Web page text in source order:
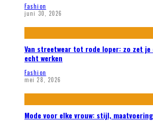
Fashion
juni 30, 2026
Van streetwear tot rode loper: zo zet
echt werken
Fashion
mei 28, 2026
Mode voor elke vrouw: stijl,